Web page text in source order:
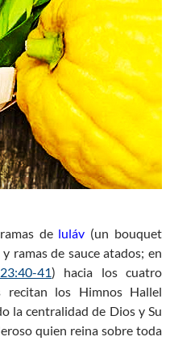
de luláv (un bouquet
ramas de sauce atados; en
41) hacia los cuatro
recitan los Himnos Hallel
la centralidad de Dios y Su
quien reina sobre toda